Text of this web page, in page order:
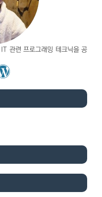
관련 프로그래밍 테크닉을 공